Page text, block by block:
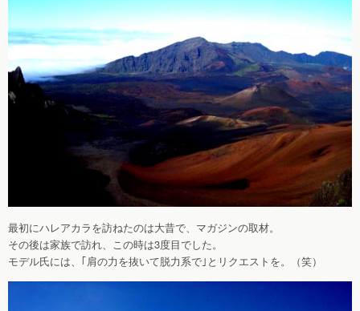
最初にハレアカラを訪ねたのは大昔で、マガジンの取材。
その後は家族で訪れ、この時は3度目でした。
モデル氏には、｢肩の力を抜いて脱力系で｣とリクエストを。（笑）